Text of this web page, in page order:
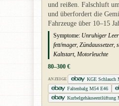
und reißen. Falschluft
und überfordert die
Fahrzeuge über 10–15
Symptome: Unruhiger
fett/mager, Zündaussetzer,
Kaltstart, Motorleuchte
80–300 €
ANZEIGE
KGE Schlauch
Faltenbalg M54 E46
Kurbelgehäuseentlüftung